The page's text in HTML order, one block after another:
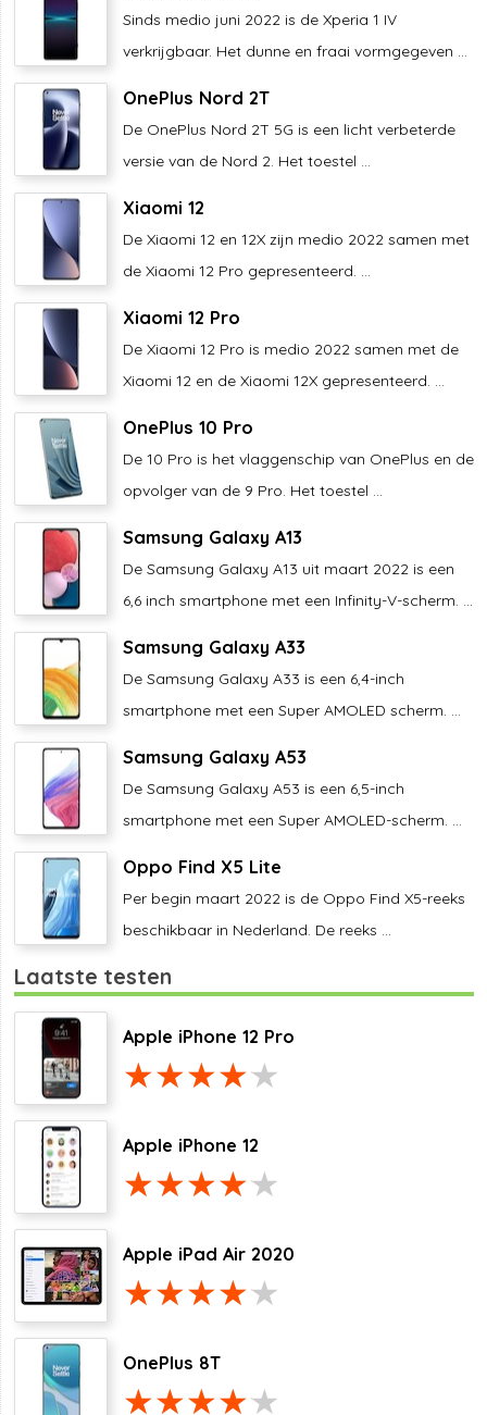
Sinds medio juni 2022 is de Xperia 1 IV
verkrijgbaar. Het dunne en fraai vormgegeven ...
OnePlus Nord 2T
De OnePlus Nord 2T 5G is een licht verbeterde
versie van de Nord 2. Het toestel ...
Xiaomi 12
De Xiaomi 12 en 12X zijn medio 2022 samen met
de Xiaomi 12 Pro gepresenteerd. ...
Xiaomi 12 Pro
De Xiaomi 12 Pro is medio 2022 samen met de
Xiaomi 12 en de Xiaomi 12X gepresenteerd. ...
OnePlus 10 Pro
De 10 Pro is het vlaggenschip van OnePlus en de
opvolger van de 9 Pro. Het toestel ...
Samsung Galaxy A13
De Samsung Galaxy A13 uit maart 2022 is een
6,6 inch smartphone met een Infinity-V-scherm. ...
Samsung Galaxy A33
De Samsung Galaxy A33 is een 6,4-inch
smartphone met een Super AMOLED scherm. ...
Samsung Galaxy A53
De Samsung Galaxy A53 is een 6,5-inch
smartphone met een Super AMOLED-scherm. ...
Oppo Find X5 Lite
Per begin maart 2022 is de Oppo Find X5-reeks
beschikbaar in Nederland. De reeks ...
Laatste testen
Apple iPhone 12 Pro
Apple iPhone 12
Apple iPad Air 2020
OnePlus 8T